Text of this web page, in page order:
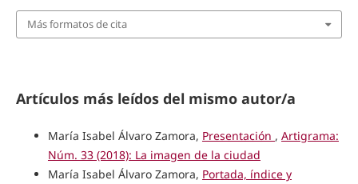
Más formatos de cita
Artículos más leídos del mismo autor/a
María Isabel Álvaro Zamora, Presentación , Artigrama:
Núm. 33 (2018): La imagen de la ciudad
María Isabel Álvaro Zamora, Portada, índice y